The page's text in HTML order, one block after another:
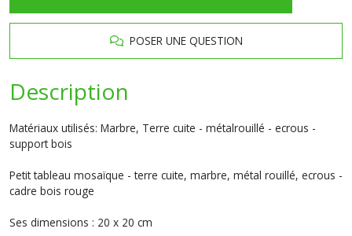
POSER UNE QUESTION
Description
Matériaux utilisés: Marbre, Terre cuite - métalrouillé - ecrous -
support bois
Petit tableau mosaïque - terre cuite, marbre, métal rouillé, ecrous -
cadre bois rouge
Ses dimensions : 20 x 20 cm